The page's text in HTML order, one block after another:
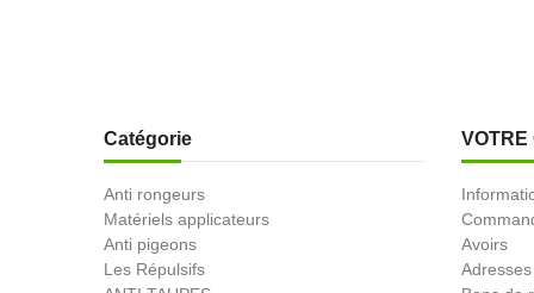
Catégorie
Anti rongeurs
Matériels applicateurs
Anti pigeons
Les Répulsifs
VOTRE
Avoirs
Adresses